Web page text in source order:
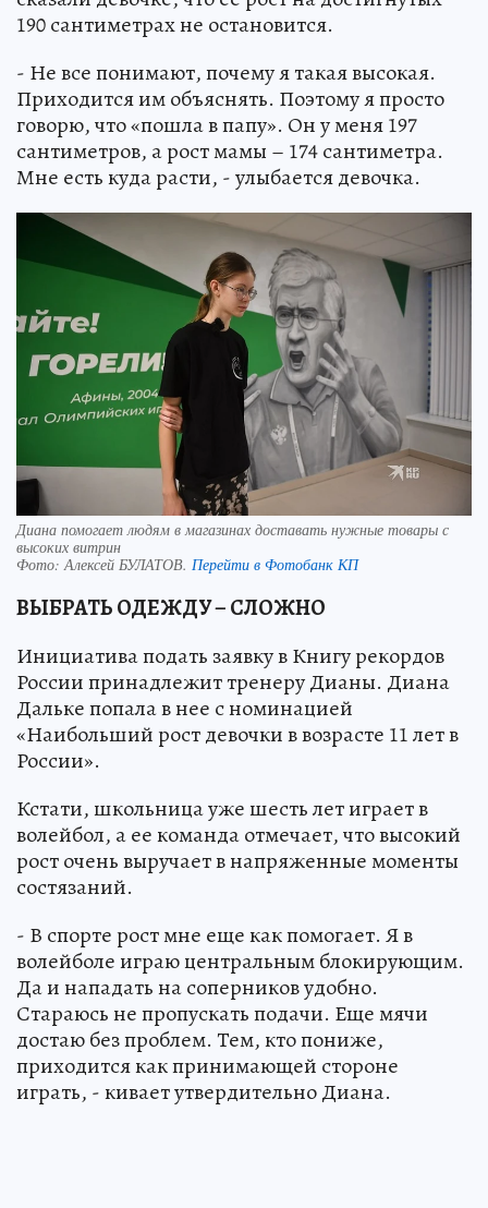
190 сантиметрах не остановится.
- Не все понимают, почему я такая высокая.
Приходится им объяснять. Поэтому я просто
говорю, что «пошла в папу». Он у меня 197
сантиметров, а рост мамы – 174 сантиметра.
Мне есть куда расти, - улыбается девочка.
Диана помогает людям в магазинах доставать нужные товары с
высоких витрин
Фото:Алексей БУЛАТОВ. Перейти в Фотобанк КП
ВЫБРАТЬ ОДЕЖДУ – СЛОЖНО
Инициатива подать заявку в Книгу рекордов
России принадлежит тренеру Дианы. Диана
Дальке попала в нее с номинацией
«Наибольший рост девочки в возрасте 11 лет в
России».
Кстати, школьница уже шесть лет играет в
волейбол, а ее команда отмечает, что высокий
рост очень выручает в напряженные моменты
состязаний.
- В спорте рост мне еще как помогает. Я в
волейболе играю центральным блокирующим.
Да и нападать на соперников удобно.
Стараюсь не пропускать подачи. Еще мячи
достаю без проблем. Тем, кто пониже,
приходится как принимающей стороне
играть, - кивает утвердительно Диана.